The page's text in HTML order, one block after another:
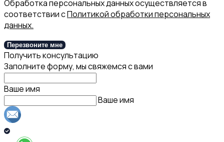
Обработка персональных данных осуществляется в
соответствии сПолитикой обработки персональных
данных.
Перезвоните мне
Получить консультацию
Заполните форму, мы свяжемся с вами
Ваше имя
Ваше имя